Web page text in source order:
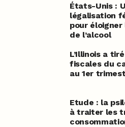
États-Unis :
légalisation
pour
de l’alcool
L’Illinois a
fiscales du
au 1er
Etude : la
à traiter les